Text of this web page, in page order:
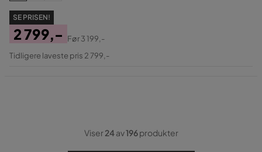
SE PRISEN!
Pris
2 799,-
Original
Før3 199,-
Tidligere laveste pris 2 799,-
Viser24av196produkter